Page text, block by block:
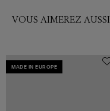
VOUS AIMEREZ AUSSI
MADE IN EUROPE